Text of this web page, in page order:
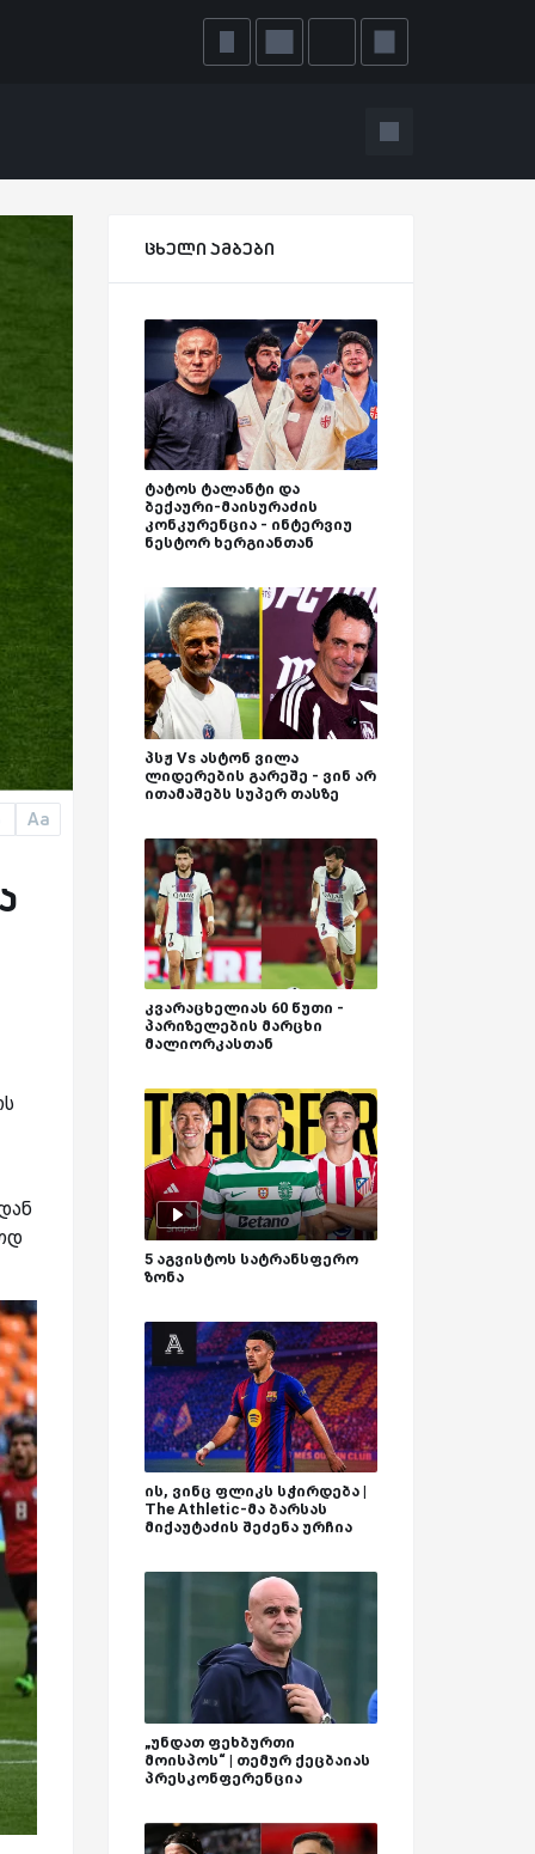
Aa
ცხელი ამბები
ტატოს ტალანტი და
ბექაური-მაისურაძის
კონკურენცია - ინტერვიუ
ნესტორ ხერგიანთან
პსჟ Vs ასტონ ვილა
ლიდერების გარეშე - ვინ არ
ითამაშებს სუპერ თასზე
კვარაცხელიას 60 წუთი -
პარიზელების მარცხი
მალიორკასთან
5 აგვისტოს სატრანსფერო
ზონა
ის, ვინც ფლიკს სჭირდება |
The Athletic-მა ბარსას
მიქაუტაძის შეძენა ურჩია
„უნდათ ფეხბურთი
მოისპოს“ | თემურ ქეცბაიას
პრესკონფერენცია